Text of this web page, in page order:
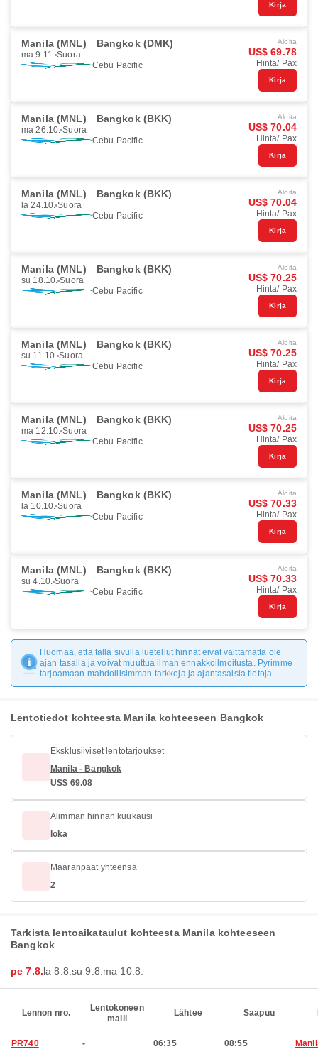
Kirja
Manila (MNL) Bangkok (DMK)
ma 9.11. Suora
Cebu Pacific
Aloita
US$ 69.78
Hinta/ Pax
Kirja
Manila (MNL) Bangkok (BKK)
ma 26.10. Suora
Cebu Pacific
Aloita
US$ 70.04
Hinta/ Pax
Kirja
Manila (MNL) Bangkok (BKK)
la 24.10. Suora
Cebu Pacific
Aloita
US$ 70.04
Hinta/ Pax
Kirja
Manila (MNL) Bangkok (BKK)
su 18.10. Suora
Cebu Pacific
Aloita
US$ 70.25
Hinta/ Pax
Kirja
Manila (MNL) Bangkok (BKK)
su 11.10. Suora
Cebu Pacific
Aloita
US$ 70.25
Hinta/ Pax
Kirja
Manila (MNL) Bangkok (BKK)
ma 12.10. Suora
Cebu Pacific
Aloita
US$ 70.25
Hinta/ Pax
Kirja
Manila (MNL) Bangkok (BKK)
la 10.10. Suora
Cebu Pacific
Aloita
US$ 70.33
Hinta/ Pax
Kirja
Manila (MNL) Bangkok (BKK)
su 4.10. Suora
Cebu Pacific
Aloita
US$ 70.33
Hinta/ Pax
Kirja
Huomaa, että tällä sivulla luetellut hinnat eivät välttämättä ole
ajan tasalla ja voivat muuttua ilman ennakkoilmoitusta. Pyrimme
tarjoamaan mahdollisimman tarkkoja ja ajantasaisia tietoja.
Lentotiedot kohteesta Manila kohteeseen Bangkok
Eksklusiiviset lentotarjoukset
Manila - Bangkok
US$ 69.08
Alimman hinnan kuukausi
loka
Määränpäät yhteensä
2
Tarkista lentoaikataulut kohteesta Manila kohteeseen
Bangkok
pe 7.8.la 8.8. su 9.8. ma 10.8.
Lennon nro.
Lentokoneen
malli
Lähtee Saapuu
PR740 - 06:35 08:55